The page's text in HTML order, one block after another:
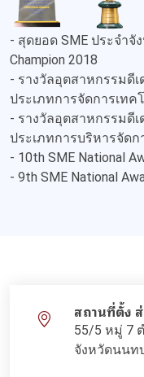
- สุดยอด SME ประจำจั
Champion 2018
- รางวัลอุตสาหกรรมดี
ประเภทการจัดการเทค
- รางวัลอุตสาหกรรมดี
ประเภทการบริหารจัดก
- 10th SME National
- 9th SME National
สถานที่ตั้ง
55/5 หมู่ 7
จังหวัดนนท